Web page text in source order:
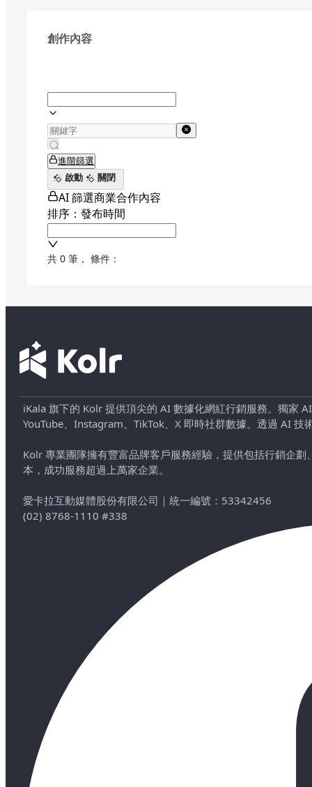
創作內容
進階篩選
啟動
關閉
AI 篩選商業合作內容
排序：發布時間
共 0 筆 ， 條件：
iKala 旗下的 Kolr 提供頂尖的 AI 數據化網紅行銷服務。獨家
YouTube、Instagram、TikTok、X 即時社群數據。透過 AI
Kolr 專業團隊擁有豐富品牌客戶服務經驗，提供包括行銷企
本，成功服務超過上萬家企業。
愛卡拉互動媒體股份有限公司 ｜ 統一編號：53342456
(02) 8768-1110 #338